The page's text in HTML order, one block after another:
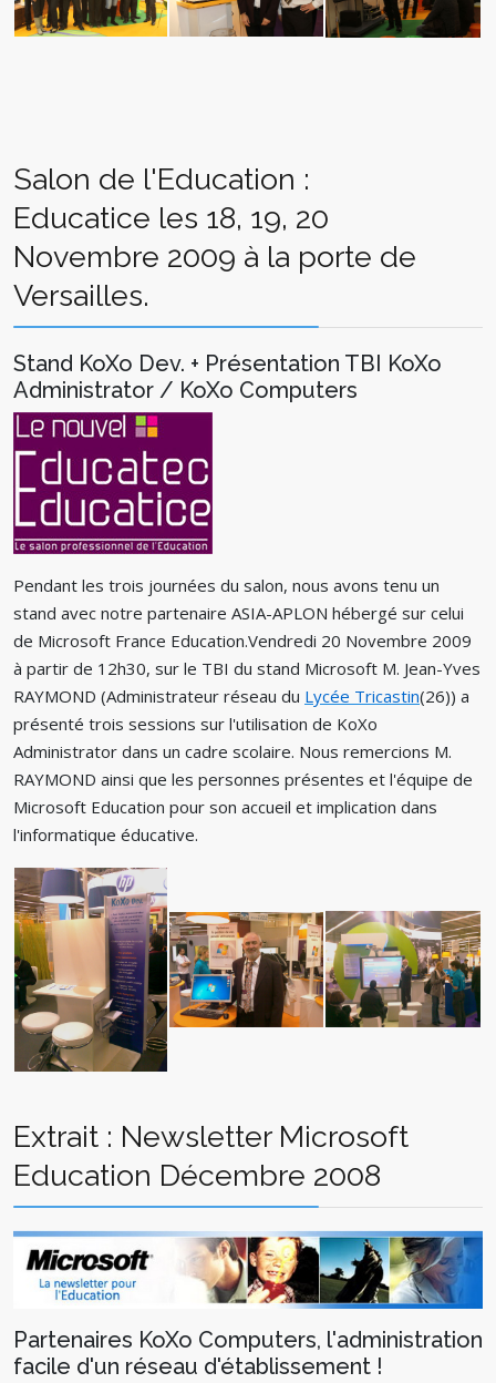
Salon de l'Education :
Educatice les 18, 19, 20
Novembre 2009 à la porte de
Versailles.
Stand KoXo Dev. + Présentation TBI KoXo
Administrator / KoXo Computers
Pendant les trois journées du salon, nous avons tenu un
stand avec notre partenaire ASIA-APLON hébergé sur celui
de Microsoft France Education.Vendredi 20 Novembre 2009
à partir de 12h30, sur le TBI du stand Microsoft M. Jean-Yves
RAYMOND (Administrateur réseau du Lycée Tricastin(26)) a
présenté trois sessions sur l'utilisation de KoXo
Administrator dans un cadre scolaire. Nous remercions M.
RAYMOND ainsi que les personnes présentes et l'équipe de
Microsoft Education pour son accueil et implication dans
l'informatique éducative.
Extrait : Newsletter Microsoft
Education Décembre 2008
Partenaires KoXo Computers, l'administration
facile d'un réseau d'établissement !